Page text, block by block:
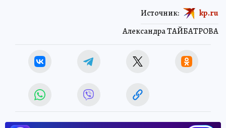
Александра ТАЙБАТРОВА
Источник: kp.ru